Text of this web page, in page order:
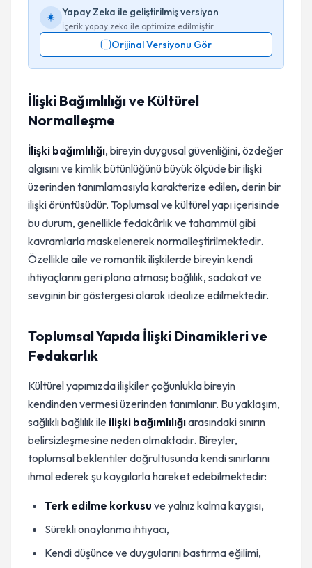
Yapay Zeka ile geliştirilmiş versiyon
İçerik yapay zeka ile optimize edilmiştir
Orijinal Versiyonu Gör
İlişki Bağımlılığı ve Kültürel
Normalleşme
İlişki bağımlılığı, bireyin duygusal güvenliğini, özdeğer
algısını ve kimlik bütünlüğünü büyük ölçüde bir ilişki
üzerinden tanımlamasıyla karakterize edilen, derin bir
ilişki örüntüsüdür. Toplumsal ve kültürel yapı içerisinde
bu durum, genellikle fedakârlık ve tahammül gibi
kavramlarla maskelenerek normalleştirilmektedir.
Özellikle aile ve romantik ilişkilerde bireyin kendi
ihtiyaçlarını geri plana atması; bağlılık, sadakat ve
sevginin bir göstergesi olarak idealize edilmektedir.
Toplumsal Yapıda İlişki Dinamikleri ve
Fedakarlık
Kültürel yapımızda ilişkiler çoğunlukla bireyin
kendinden vermesi üzerinden tanımlanır. Bu yaklaşım,
sağlıklı bağlılık ile ilişki bağımlılığıarasındaki sınırın
belirsizleşmesine neden olmaktadır. Bireyler,
toplumsal beklentiler doğrultusunda kendi sınırlarını
ihmal ederek şu kaygılarla hareket edebilmektedir:
Terk edilme korkusu ve yalnız kalma kaygısı,
Sürekli onaylanma ihtiyacı,
Kendi düşünce ve duygularını bastırma eğilimi,